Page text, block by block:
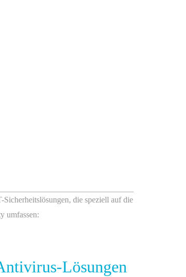
die speziell auf die
umfassen:
Lösungen